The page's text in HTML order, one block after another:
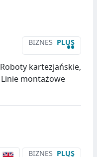
BIZNES PLUS
••
kartezjańskie,
montażowe
BIZNES PLUS